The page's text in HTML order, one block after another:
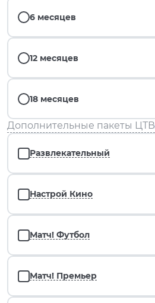
6 месяцев
12 месяцев
18 месяцев
Дополнительные пакеты ЦТВ
Развлекательный
Настрой Кино
Матч! Футбол
Матч! Премьер